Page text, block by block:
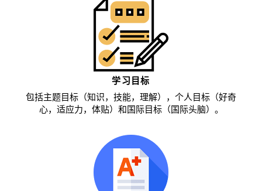
学习目标
包括主题目标（知识，技能，理解），个人目标（好奇
心，适应力，体贴）和国际目标（国际头脑）。